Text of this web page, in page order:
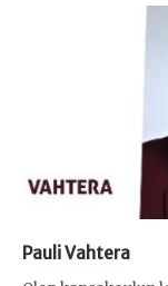
Pauli Vahtera